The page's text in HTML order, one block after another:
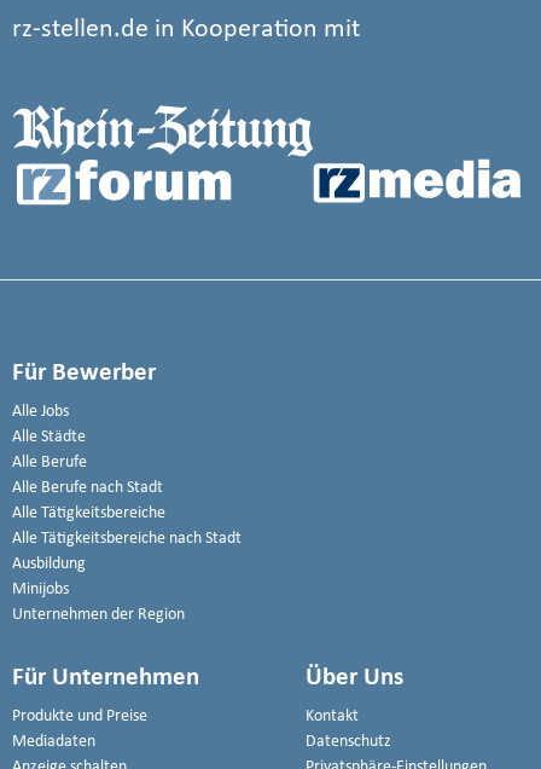
rz-stellen.de in Kooperation mit
Für Bewerber
Alle Jobs
Alle Städte
Alle Berufe
Alle Berufe nach Stadt
Alle Tätigkeitsbereiche
Alle Tätigkeitsbereiche nach Stadt
Ausbildung
Minijobs
Unternehmen der Region
Für Unternehmen
Produkte und Preise
Mediadaten
Über Uns
Kontakt
Datenschutz